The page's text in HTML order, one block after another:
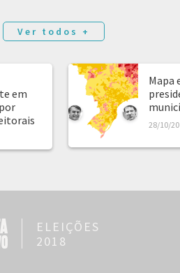
Ver todos +
em
Mapa
28/10/
ELEIÇÕES
2018